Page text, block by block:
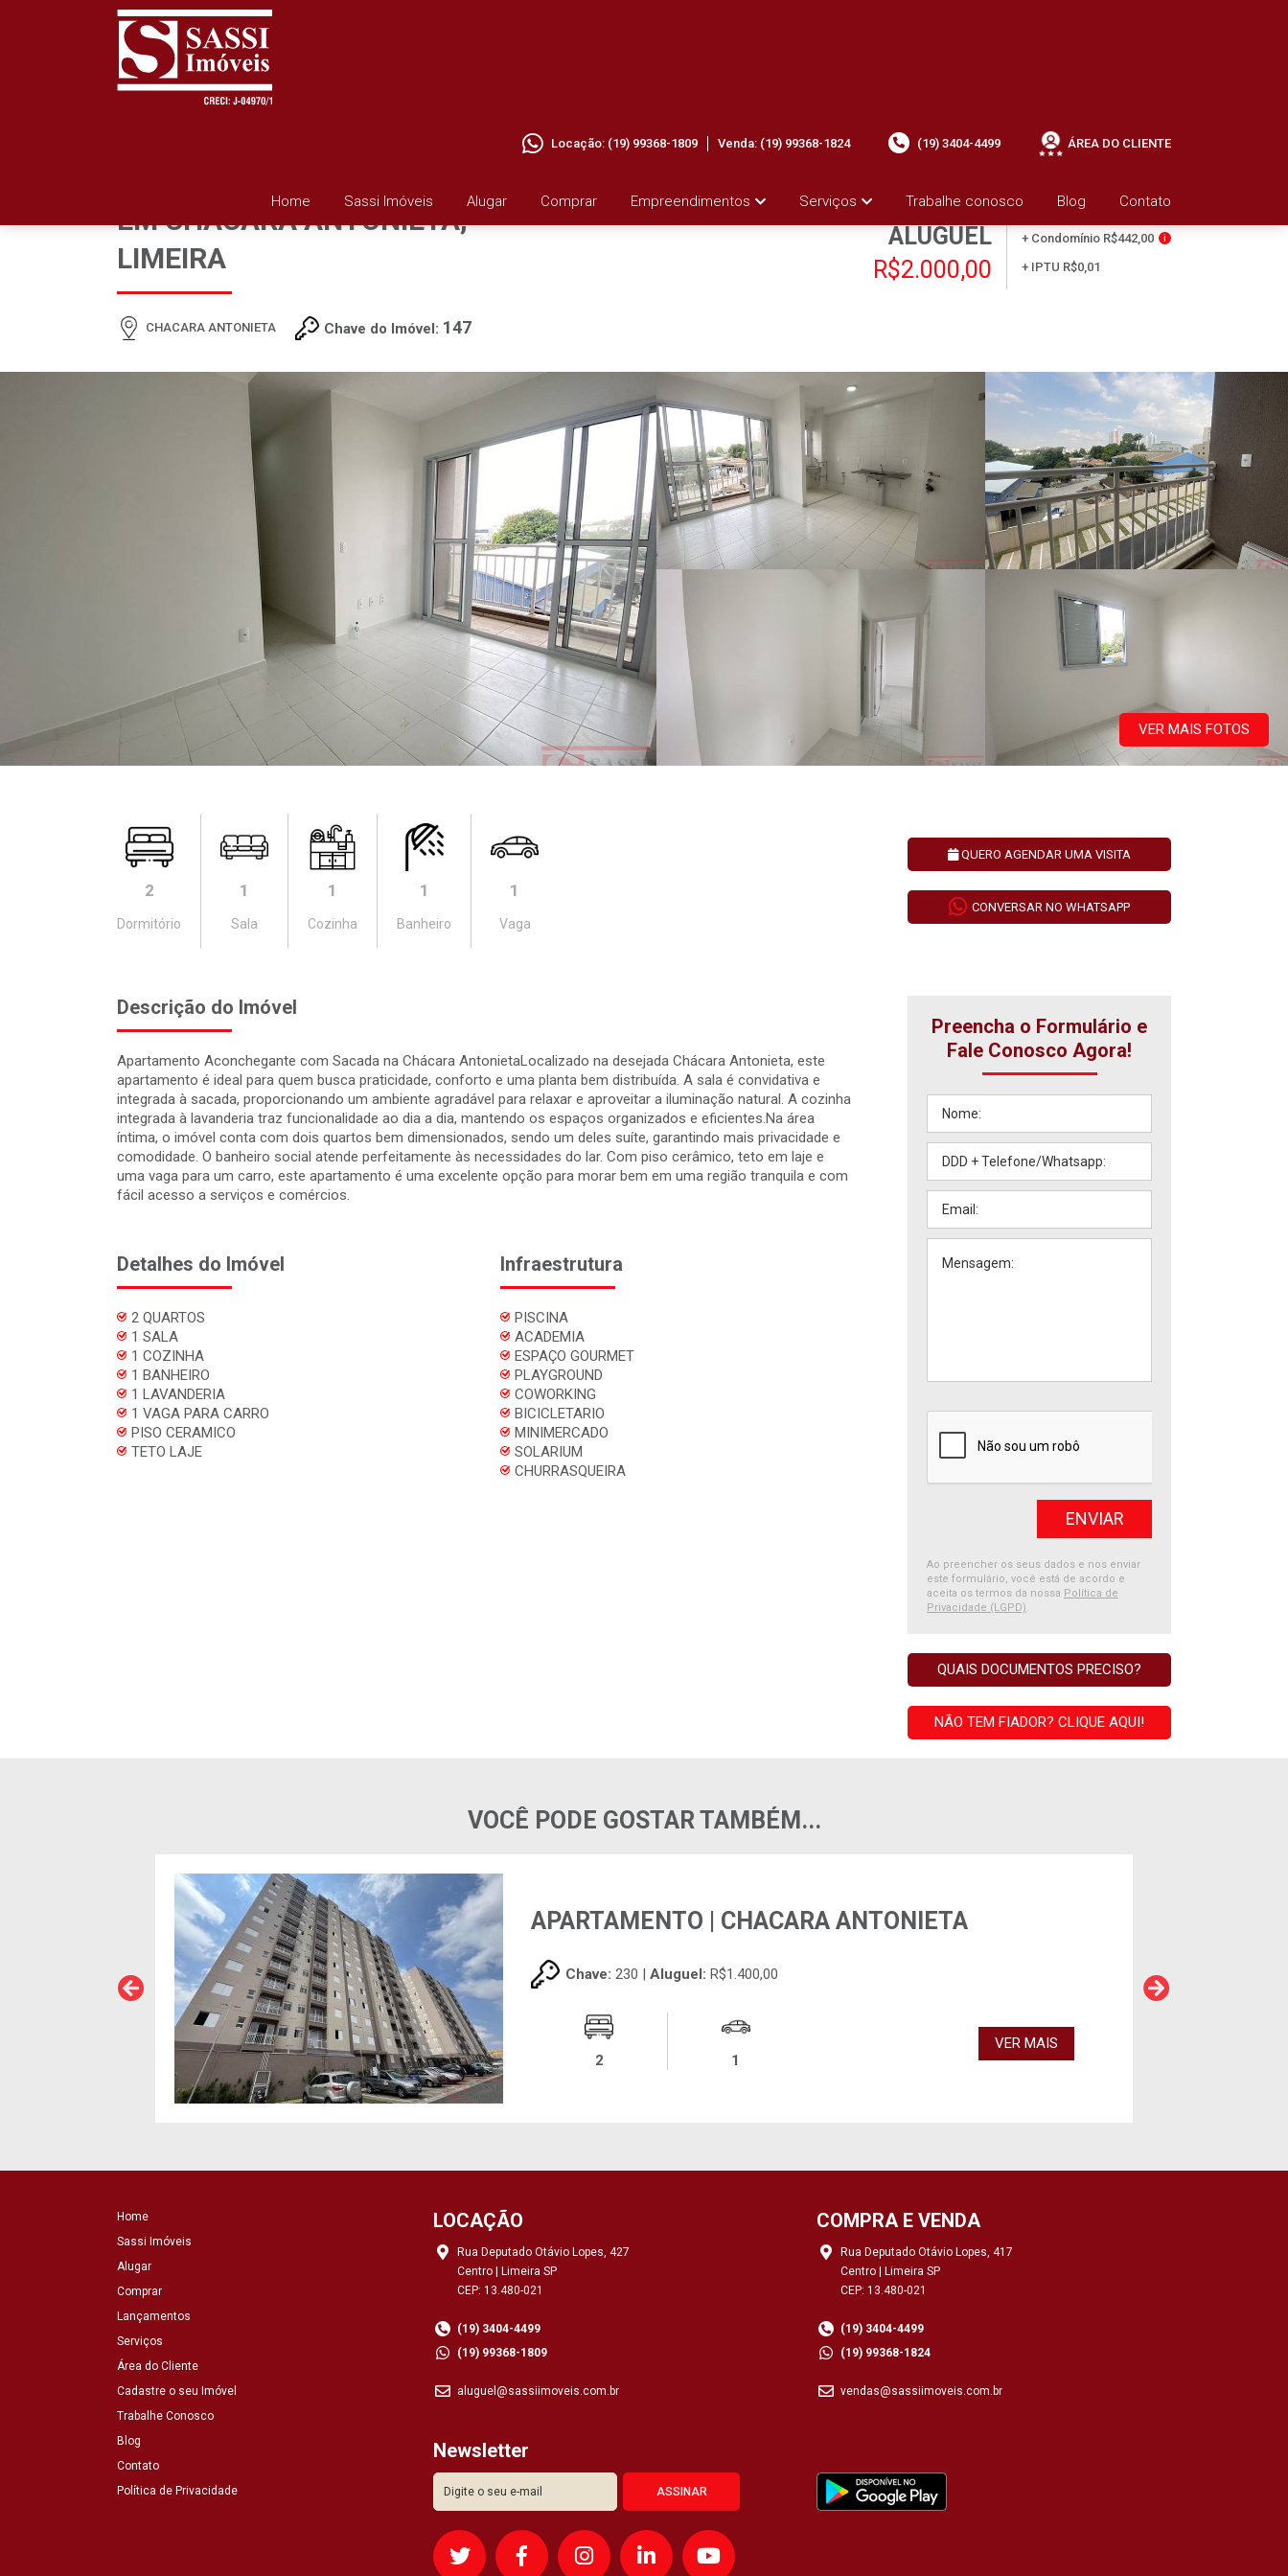
Home Sassi Imóveis Alugar Comprar Empreendimentos Serviços Trabalhe conosco Blog Contato
Locação: (19) 99368-1809 Venda: (19) 99368-1824 (19) 3404-4499 ÁREA DO CLIENTE
EM CHACARA ANTONIETA,
LIMEIRA
CHACARA ANTONIETA Chave do Imóvel: 147
ALUGUEL
R$2.000,00
+ Condomínio R$442,00 i
+ IPTU R$0,01
VER MAIS FOTOS
2
Dormitório
1
Sala
1
Cozinha
1
Banheiro
1
Vaga
QUERO AGENDAR UMA VISITA
CONVERSAR NO WHATSAPP
Descrição do Imóvel
Apartamento Aconchegante com Sacada na Chácara AntonietaLocalizado na desejada Chácara Antonieta, este
apartamento é ideal para quem busca praticidade, conforto e uma planta bem distribuída. A sala é convidativa e
integrada à sacada, proporcionando um ambiente agradável para relaxar e aproveitar a iluminação natural. A cozinha
integrada à lavanderia traz funcionalidade ao dia a dia, mantendo os espaços organizados e eficientes.Na área
íntima, o imóvel conta com dois quartos bem dimensionados, sendo um deles suíte, garantindo mais privacidade e
comodidade. O banheiro social atende perfeitamente às necessidades do lar. Com piso cerâmico, teto em laje e
uma vaga para um carro, este apartamento é uma excelente opção para morar bem em uma região tranquila e com
fácil acesso a serviços e comércios.
Detalhes do Imóvel
2 QUARTOS
1 SALA
1 COZINHA
1 BANHEIRO
1 LAVANDERIA
1 VAGA PARA CARRO
PISO CERAMICO
TETO LAJE
Infraestrutura
PISCINA
ACADEMIA
ESPAÇO GOURMET
PLAYGROUND
COWORKING
BICICLETARIO
MINIMERCADO
SOLARIUM
CHURRASQUEIRA
Preencha o Formulário e
Fale Conosco Agora!
Ao preencher os seus dados e nos enviar
este formulário, você está de acordo e
aceita os termos da nossa Política de
Privacidade (LGPD).
QUAIS DOCUMENTOS PRECISO?
NÃO TEM FIADOR? CLIQUE AQUI!
VOCÊ PODE GOSTAR TAMBÉM...
APARTAMENTO | CHACARA ANTONIETA
Chave: 230 |Aluguel: R$1.400,00
2 1
VER MAIS
Home
Sassi Imóveis
Alugar
Comprar
Lançamentos
Serviços
Área do Cliente
Cadastre o seu Imóvel
Trabalhe Conosco
Blog
Contato
Política de Privacidade
LOCAÇÃO
Rua Deputado Otávio Lopes, 427
Centro | Limeira SP
CEP: 13.480-021
(19) 3404-4499
(19) 99368-1809
aluguel@sassiimoveis.com.br
COMPRA E VENDA
Rua Deputado Otávio Lopes, 417
Centro | Limeira SP
CEP: 13.480-021
(19) 3404-4499
(19) 99368-1824
vendas@sassiimoveis.com.br
Newsletter